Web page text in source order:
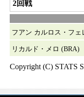
2回戦
フアン カルロス・フェ
リカルド・メロ (BRA)
Copyright (C) STATS